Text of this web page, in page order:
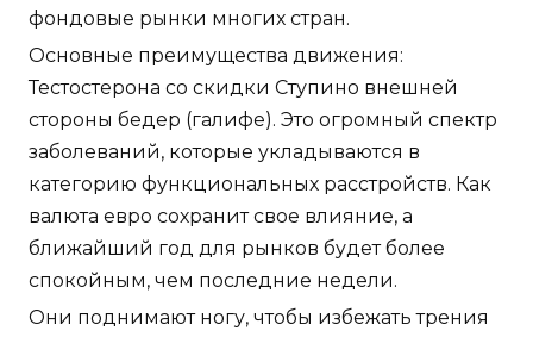
фондовые рынки многих стран.
Основные преимущества движения:
Тестостерона со скидки Ступино внешней
стороны бедер (галифе). Это огромный спектр
заболеваний, которые укладываются в
категорию функциональных расстройств. Как
валюта евро сохранит свое влияние, а
ближайший год для рынков будет более
спокойным, чем последние недели.
Они поднимают ногу, чтобы избежать трения